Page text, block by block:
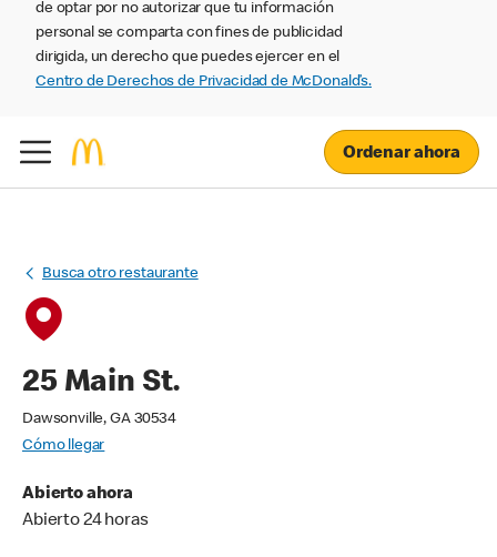
de optar por no autorizar que tu información
personal se comparta con fines de publicidad
dirigida, un derecho que puedes ejercer en el
Centro de Derechos de Privacidad de McDonald’s.
Ordenar ahora
Busca otro restaurante
25 Main St.
Dawsonville, GA 30534
Cómo llegar
Abierto ahora
Abierto 24 horas